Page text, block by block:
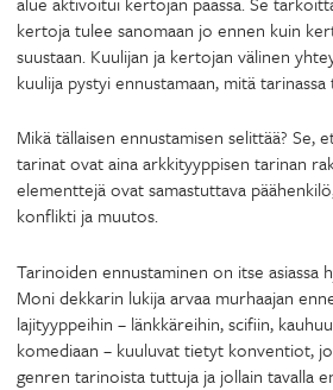
kertoja tulee sanomaan jo ennen kuin
suustaan. Kuulijan ja kertojan välinen
kuulija pystyi ennustamaan, mitä
Mikä tällaisen ennustamisen selittää? Se,
tarinat ovat aina arkkityyppisen tarinan
elementtejä ovat samastuttava
konflikti ja muutos.
Tarinoiden ennustaminen on itse asiassa
Moni dekkarin lukija arvaa murhaajan
lajityyppeihin – länkkäreihin, scifiin,
komediaan – kuuluvat tietyt konventiot,
genren tarinoista tuttuja ja jollain tavalla